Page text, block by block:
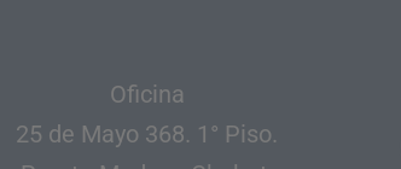
Oficina
25 de Mayo 368. 1° Piso.